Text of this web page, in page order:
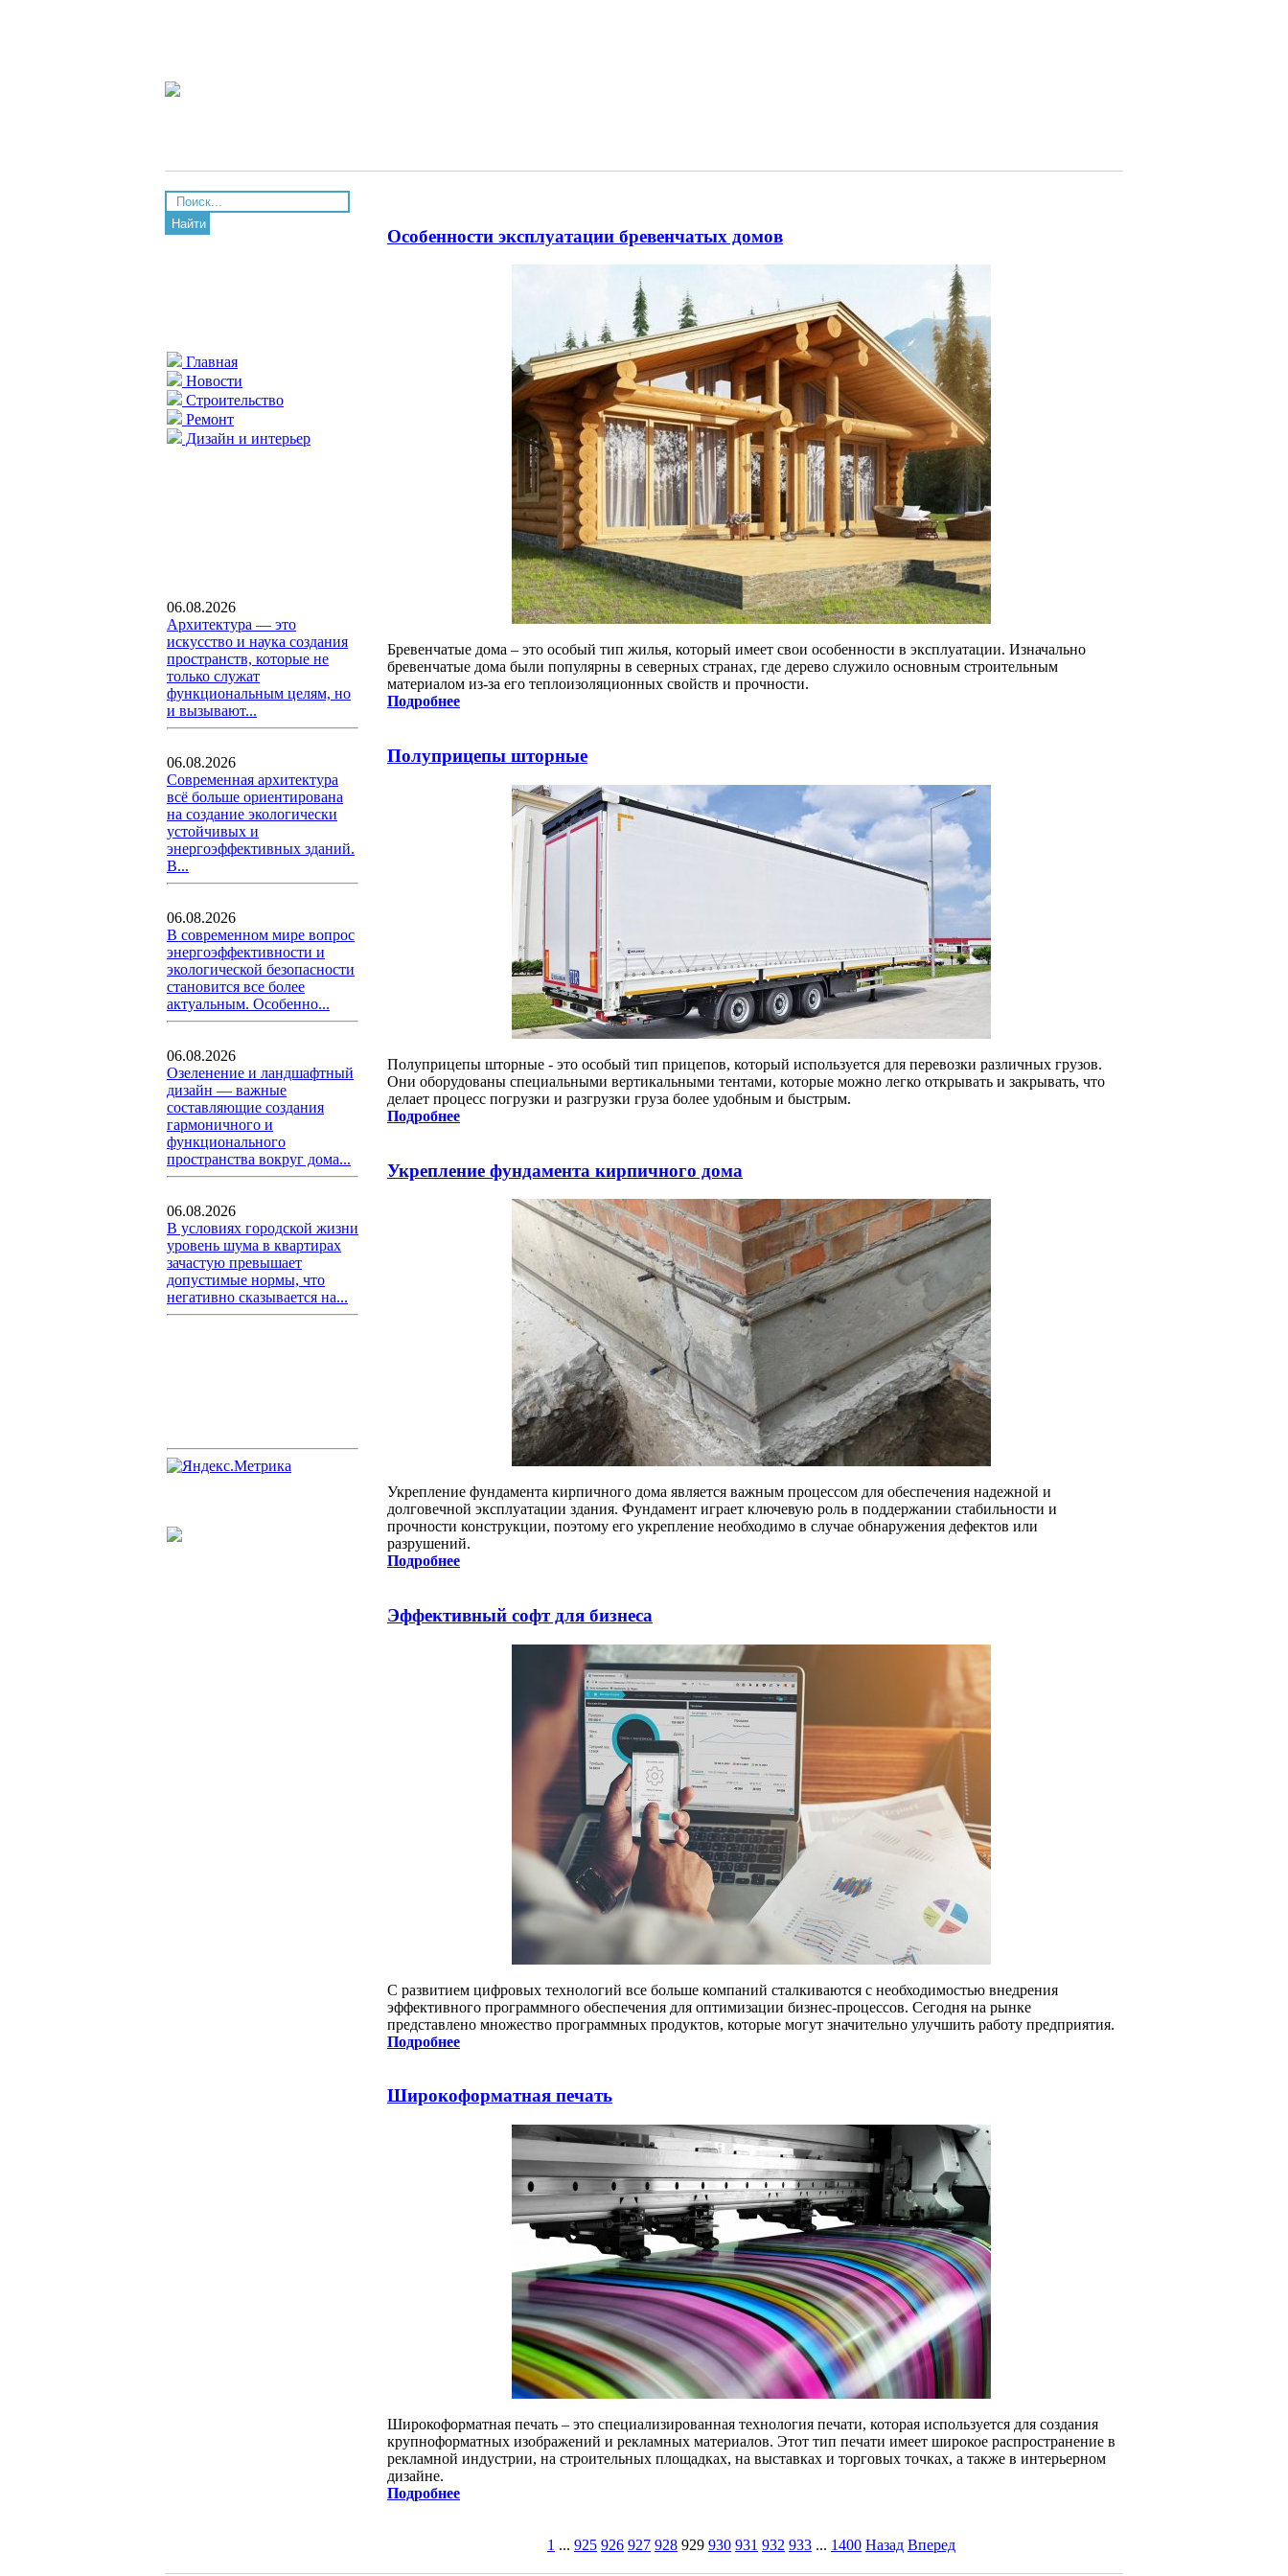
Найти
Главная
Новости
Строительство
Ремонт
Дизайн и интерьер
06.08.2026
Архитектура — это
искусство и наука создания
пространств, которые не
только служат
функциональным целям, но
и вызывают...
06.08.2026
Современная архитектура
всё больше ориентирована
на создание экологически
устойчивых и
энергоэффективных зданий.
В...
06.08.2026
В современном мире вопрос
энергоэффективности и
экологической безопасности
становится все более
актуальным. Особенно...
06.08.2026
Озеленение и ландшафтный
дизайн — важные
составляющие создания
гармоничного и
функционального
пространства вокруг дома...
06.08.2026
В условиях городской жизни
уровень шума в квартирах
зачастую превышает
допустимые нормы, что
негативно сказывается на...
Особенности эксплуатации бревенчатых домов
Бревенчатые дома – это особый тип жилья, который имеет свои особенности в эксплуатации. Изначально
бревенчатые дома были популярны в северных странах, где дерево служило основным строительным
материалом из-за его теплоизоляционных свойств и прочности.
Подробнее
Полуприцепы шторные
Полуприцепы шторные - это особый тип прицепов, который используется для перевозки различных грузов.
Они оборудованы специальными вертикальными тентами, которые можно легко открывать и закрывать, что
делает процесс погрузки и разгрузки груза более удобным и быстрым.
Подробнее
Укрепление фундамента кирпичного дома
Укрепление фундамента кирпичного дома является важным процессом для обеспечения надежной и
долговечной эксплуатации здания. Фундамент играет ключевую роль в поддержании стабильности и
прочности конструкции, поэтому его укрепление необходимо в случае обнаружения дефектов или
разрушений.
Подробнее
Эффективный софт для бизнеса
С развитием цифровых технологий все больше компаний сталкиваются с необходимостью внедрения
эффективного программного обеспечения для оптимизации бизнес-процессов. Сегодня на рынке
представлено множество программных продуктов, которые могут значительно улучшить работу предприятия.
Подробнее
Широкоформатная печать
Широкоформатная печать – это специализированная технология печати, которая используется для создания
крупноформатных изображений и рекламных материалов. Этот тип печати имеет широкое распространение в
рекламной индустрии, на строительных площадках, на выставках и торговых точках, а также в интерьерном
дизайне.
Подробнее
1 ... 925 926 927 928 929 930 931 932 933 ... 1400 Назад Вперед